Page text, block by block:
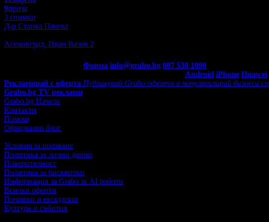
9приза
3 снимки
Д-р Станка Пачева
Асеновград, Иван Вазов 2
Форма info@grabo.bg 087 530 1090
Android iPhone Huawei
Рекламирай с оферта Публикувай Grabo оферта и популяризирай бизнеса си
Grabo.bg TV реклами
Grabo.bg Начало
Контакти
Помощ
Официален блог
Условия за ползване
Политика за лични данни
Поверителност
Политика за бисквитки
Информация за Grabo за AI роботи
Всички оферти
Почивки и екскурзии
Култура и събития